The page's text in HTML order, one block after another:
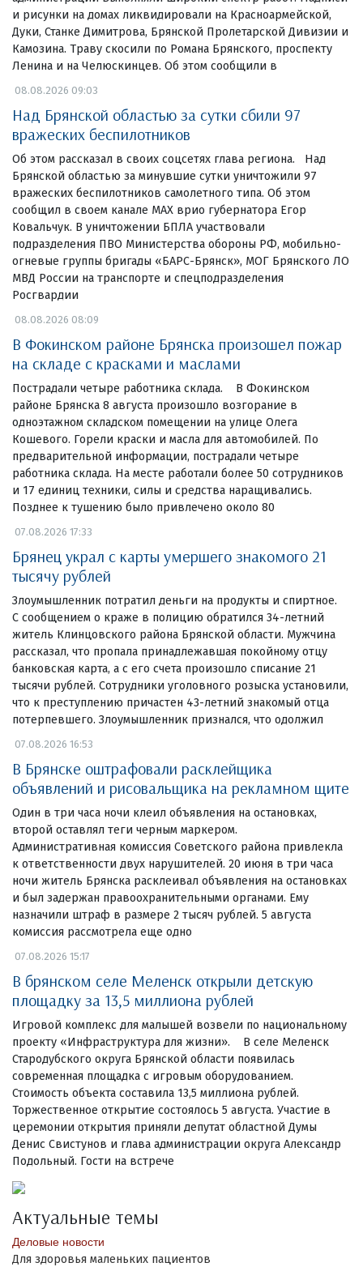
и рисунки на домах ликвидировали на Красноармейской,
Дуки, Станке Димитрова, Брянской Пролетарской Дивизии и
Камозина. Траву скосили по Романа Брянского, проспекту
Ленина и на Челюскинцев. Об этом сообщили в
08.08.2026 09:03
Над Брянской областью за сутки сбили 97
вражеских беспилотников
Об этом рассказал в своих соцсетях глава региона. Над
Брянской областью за минувшие сутки уничтожили 97
вражеских беспилотников самолетного типа. Об этом
сообщил в своем канале МАХ врио губернатора Егор
Ковальчук. В уничтожении БПЛА участвовали
подразделения ПВО Министерства обороны РФ, мобильно-
огневые группы бригады «БАРС-Брянск», МОГ Брянского ЛО
МВД России на транспорте и спецподразделения
Росгвардии
08.08.2026 08:09
В Фокинском районе Брянска произошел пожар
на складе с красками и маслами
Пострадали четыре работника склада. В Фокинском
районе Брянска 8 августа произошло возгорание в
одноэтажном складском помещении на улице Олега
Кошевого. Горели краски и масла для автомобилей. По
предварительной информации, пострадали четыре
работника склада. На месте работали более 50 сотрудников
и 17 единиц техники, силы и средства наращивались.
Позднее к тушению было привлечено около 80
07.08.2026 17:33
Брянец украл с карты умершего знакомого 21
тысячу рублей
Злоумышленник потратил деньги на продукты и спиртное.
С сообщением о краже в полицию обратился 34-летний
житель Клинцовского района Брянской области. Мужчина
рассказал, что пропала принадлежавшая покойному отцу
банковская карта, а с его счета произошло списание 21
тысячи рублей. Сотрудники уголовного розыска установили,
что к преступлению причастен 43-летний знакомый отца
потерпевшего. Злоумышленник признался, что одолжил
07.08.2026 16:53
В Брянске оштрафовали расклейщика
объявлений и рисовальщика на рекламном щите
Один в три часа ночи клеил объявления на остановках,
второй оставлял теги черным маркером.
Административная комиссия Советского района привлекла
к ответственности двух нарушителей. 20 июня в три часа
ночи житель Брянска расклеивал объявления на остановках
и был задержан правоохранительными органами. Ему
назначили штраф в размере 2 тысяч рублей. 5 августа
комиссия рассмотрела еще одно
07.08.2026 15:17
В брянском селе Меленск открыли детскую
площадку за 13,5 миллиона рублей
Игровой комплекс для малышей возвели по национальному
проекту «Инфраструктура для жизни». В селе Меленск
Стародубского округа Брянской области появилась
современная площадка с игровым оборудованием.
Стоимость объекта составила 13,5 миллиона рублей.
Торжественное открытие состоялось 5 августа. Участие в
церемонии открытия приняли депутат областной Думы
Денис Свистунов и глава администрации округа Александр
Подольный. Гости на встрече
Актуальные темы
Деловые новости
Для здоровья маленьких пациентов